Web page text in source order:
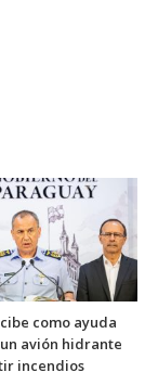
como ayuda
avión hidrante
incendios